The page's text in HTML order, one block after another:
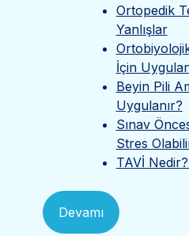
Ortopedik
Yanlışlar
İçin
Beyin Pili
Uygulanır?
Sınav
Stres
TAVİ
Devamı